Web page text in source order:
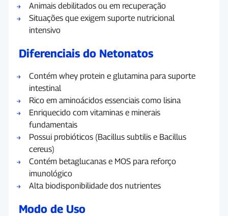
Animais debilitados ou em recuperação
Situações que exigem suporte nutricional
intensivo
Diferenciais do Netonatos
Contém whey protein e glutamina para suporte
intestinal
Rico em aminoácidos essenciais como lisina
Enriquecido com vitaminas e minerais
fundamentais
Possui probióticos (Bacillus subtilis e Bacillus
cereus)
Contém betaglucanas e MOS para reforço
imunológico
Alta biodisponibilidade dos nutrientes
Modo de Uso